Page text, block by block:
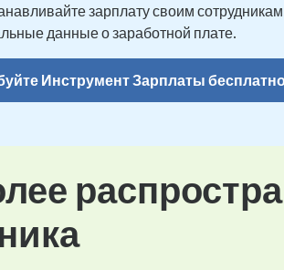
зарплату своим
данные о заработной плате.
Инструмент Зарплаты